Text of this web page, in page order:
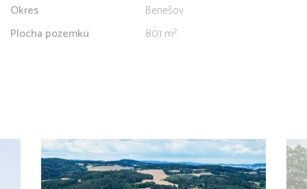
Okres
Benešov
Plocha pozemku
801 m²